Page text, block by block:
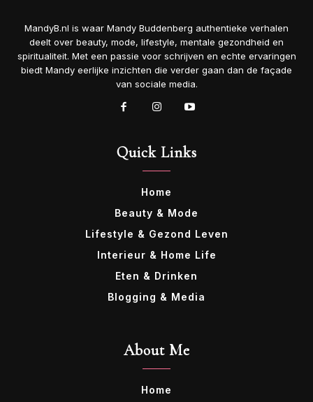
MandyB.nl is waar Mandy Buddenberg authentieke verhalen
deelt over beauty, mode, lifestyle, mentale gezondheid en
spiritualiteit. Met een passie voor schrijven en echte ervaringen
biedt Mandy eerlijke inzichten die verder gaan dan de façade
van sociale media.
Quick Links
Home
Beauty & Mode
Lifestyle & Gezond Leven
Interieur & Home Life
Eten & Drinken
Blogging & Media
About Me
Home